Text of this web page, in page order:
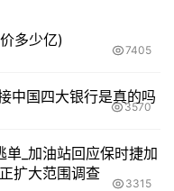
多少亿)
7405
中国四大银行是真的吗
3570
_加油站回应保时捷加
扩大范围调查
3315